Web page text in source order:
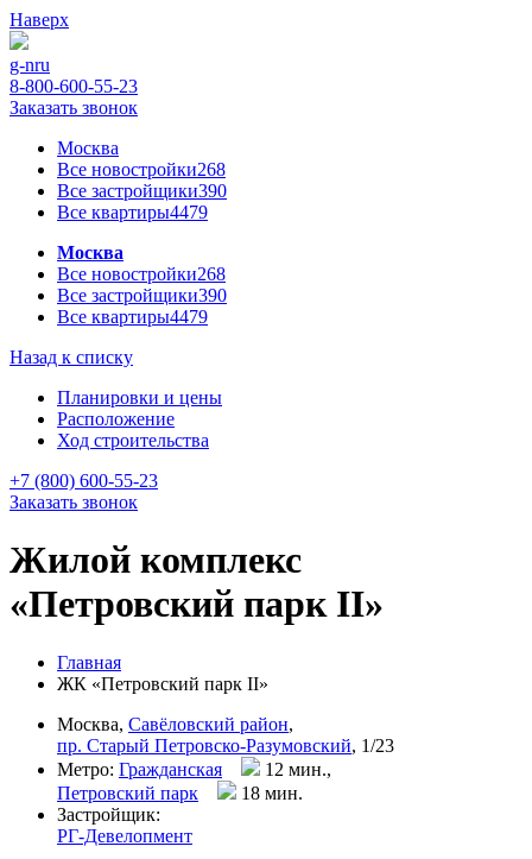
Наверх
g-nru
8-800-600-55-23
Заказать звонок
Москва
Все новостройки268
Все застройщики390
Все квартиры4479
Москва
Все новостройки268
Все застройщики390
Все квартиры4479
Назад к списку
Планировки и цены
Расположение
Ход строительства
+7 (800) 600-55-23
Заказать звонок
Жилой комплекс
«Петровский парк II»
Главная
ЖК «Петровский парк II»
Москва, Савёловский район,
пр. Старый Петровско-Разумовский, 1/23
Метро: Гражданская
12 мин.,
Петровский парк
18 мин.
Застройщик:
РГ-Девелопмент